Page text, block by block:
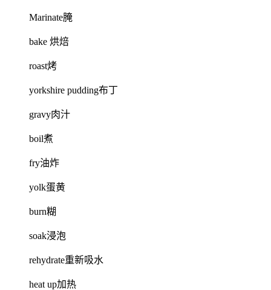
Marinate腌
bake 烘焙
roast烤
yorkshire pudding布丁
gravy肉汁
boil煮
fry油炸
yolk蛋黄
burn糊
soak浸泡
rehydrate重新吸水
heat up加热